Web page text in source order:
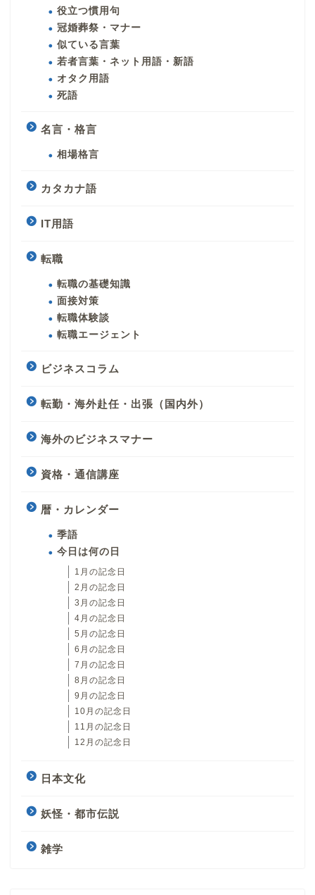
役立つ慣用句
冠婚葬祭・マナー
似ている言葉
若者言葉・ネット用語・新語
オタク用語
死語
名言・格言
相場格言
カタカナ語
IT用語
転職
転職の基礎知識
面接対策
転職体験談
転職エージェント
ビジネスコラム
転勤・海外赴任・出張（国内外）
海外のビジネスマナー
資格・通信講座
暦・カレンダー
季語
今日は何の日
1月の記念日
2月の記念日
3月の記念日
4月の記念日
5月の記念日
6月の記念日
7月の記念日
8月の記念日
9月の記念日
10月の記念日
11月の記念日
12月の記念日
日本文化
妖怪・都市伝説
雑学